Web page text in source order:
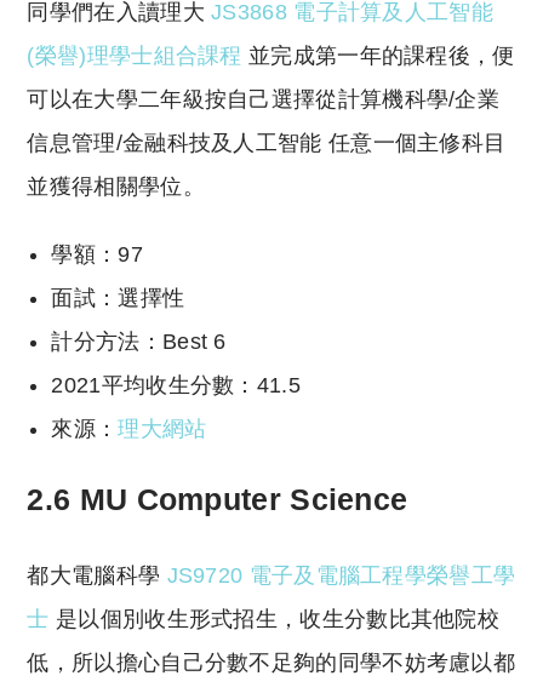
同學們在入讀理大JS3868 電子計算及人工智能
(榮譽)理學士組合課程 並完成第一年的課程後，便
可以在大學二年級按自己選擇從計算機科學/企業
信息管理/金融科技及人工智能 任意一個主修科目
並獲得相關學位。
學額：97
面試：選擇性
計分方法：Best 6
2021平均收生分數：41.5
來源：理大網站
2.6 MU Computer Science
都大電腦科學 JS9720 電子及電腦工程學榮譽工學
士 是以個別收生形式招生，收生分數比其他院校
低，所以擔心自己分數不足夠的同學不妨考慮以都